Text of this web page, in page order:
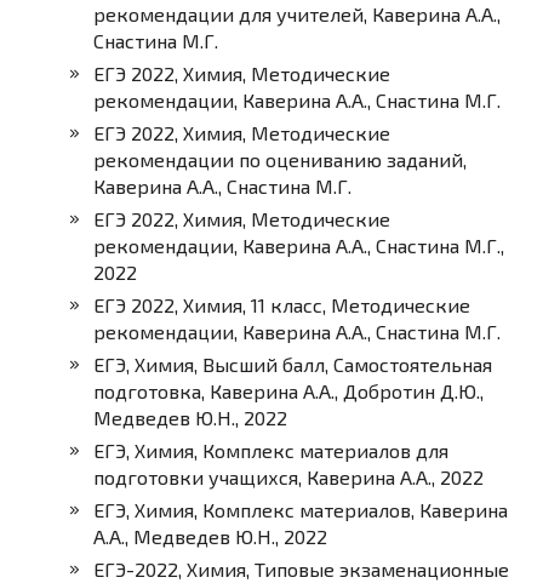
рекомендации для учителей, Каверина А.А.,
Снастина М.Г.
ЕГЭ 2022, Химия, Методические
рекомендации, Каверина А.А., Снастина М.Г.
ЕГЭ 2022, Химия, Методические
рекомендации по оцениванию заданий,
Каверина А.А., Снастина М.Г.
ЕГЭ 2022, Химия, Методические
рекомендации, Каверина А.А., Снастина М.Г.,
2022
ЕГЭ 2022, Химия, 11 класс, Методические
рекомендации, Каверина А.А., Снастина М.Г.
ЕГЭ, Химия, Высший балл, Самостоятельная
подготовка, Каверина А.А., Добротин Д.Ю.,
Медведев Ю.Н., 2022
ЕГЭ, Химия, Комплекс материалов для
подготовки учащихся, Каверина А.А., 2022
ЕГЭ, Химия, Комплекс материалов, Каверина
А.А., Медведев Ю.Н., 2022
ЕГЭ-2022, Химия, Типовые экзаменационные